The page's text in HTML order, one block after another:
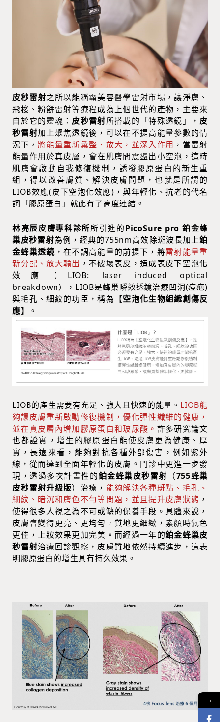
皮秒雷射之所以能稱霸美容醫學雷射市場，讓淨膚、
飛梭、粉餅雷射等療程成為上個世代的產物，主要來
自於它的靈魂：皮秒雷射所搭載的「特殊透鏡」，皮
秒雷射加上聚焦透鏡後，可以在不提高能量參數的情
況下， 將能量重新彙整、放大，並深入作用 ，當雷射
能量作用於真皮層，會在肌膚間震盪出小空泡，這時
肌膚會啟動自我修復機制，誘發膠原蛋白的新生重
組，得以改善膚質、解決皮膚問題，也就是所謂的
LIOB效應(皮下空泡化效應)，與年輕化、抗老的代名
詞「膠原蛋白」就此有了高度連結。
林亮辰皮膚專科診所所引進的PicoSure pro 鉑金蜂
巢皮秒雷射為例，經典的755nm高效除斑波長加上鉑
金蜂巢透鏡 ，在不調高能量的前提下，將雷射能量重
新分配、放大輸出 ，不破壞表皮，造成表皮下空泡化
效應（LIOB: laser induced optical
breakdown），LIOB是蜂巢瞬效透鏡治療凹洞(痘疤)
與毛孔、細紋的功臣，稱為【空泡化生物組織創傷反
應】。
LIOB的產生需要有充足、強大且快速的能量。 LIOB能
夠讓皮膚重新啟動修復機制，優化彈性纖維的健康，
並在真皮層內增加膠原蛋白和玻尿酸。 許多研究論文
也都證實，增生的膠原蛋白能使皮膚更為健康、厚
實，長遠來看，能夠對抗各種外部傷害，例如紫外
線，從而達到全面年輕化的皮膚。門診中更進一步發
現，透過多次計畫性的鉑金蜂巢皮秒雷射 （755蜂巢
皮秒雷射升級版）治療， 能夠解決各種斑點、毛孔、
細紋、暗沉和膚色不勻等問題，並且提升皮膚狀態 ，
使得很多人視之為不可或缺的保養手段。具體來說，
皮膚會變得更亮、更均勻，質地更細緻，素顏時氣色
更佳，上妝效果更加完美。而經過一年的鉑金蜂巢皮
秒雷射治療回診觀察，皮膚質地依然持續進步，這表
明膠原蛋白的增生具有持久效果。
→